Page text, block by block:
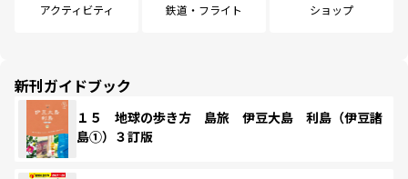
アクティビティ 鉄道・フライト ショップ
新刊ガイドブック
１５ 地球の歩き方 島旅 伊豆大島 利島（伊豆諸
島①）３訂版